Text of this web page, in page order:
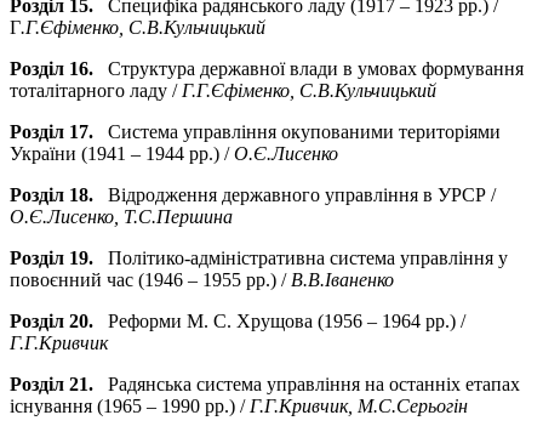
Розділ 15. Специфіка радянського ладу (1917 – 1923 рр.) /
Г.Г.Єфіменко, С.В.Кульчицький
Розділ 16. Структура державної влади в умовах формування
тоталітарного ладу / Г.Г.Єфіменко, С.В.Кульчицький
Розділ 17. Система управління окупованими територіями
України (1941 – 1944 рр.) /О.Є.Лисенко
Розділ 18. Відродження державного управління в УРСР /
О.Є.Лисенко, Т.С.Першина
Розділ 19. Політико-адміністративна система управління у
повоєнний час (1946 – 1955 рр.) / В.В.Іваненко
Розділ 20. Реформи М. С. Хрущова (1956 – 1964 рр.) /
Г.Г.Кривчик
Розділ 21. Радянська система управління на останніх етапах
існування (1965 – 1990 рр.) / Г.Г.Кривчик, М.С.Серьогін